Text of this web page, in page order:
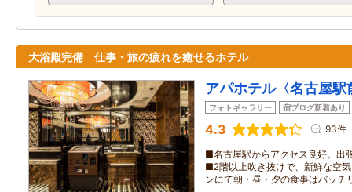
大浴殿完備 仕事・旅の疲れを癒せるホテル
アパホテル〈名古屋駅
フォトギャラリー 宿ブログ新着あり
4.3 93件
■名古屋駅からアクセス良好。出
■2階以上吹き抜けで、新鮮な空
ンにて朝・昼・夕の食事はバッチ